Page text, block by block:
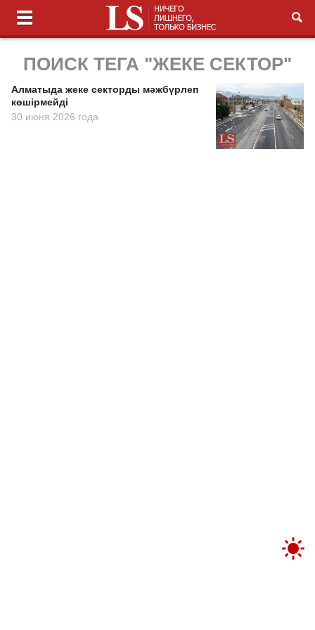
ПОИСК ТЕГА "ЖЕКЕ СЕКТОР"
Алматыда жеке секторды мәжбүрлеп
көшірмейді
30 июня 2026 года